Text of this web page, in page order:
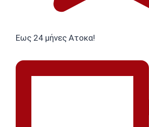
Εως 24 μήνες Ατοκα!